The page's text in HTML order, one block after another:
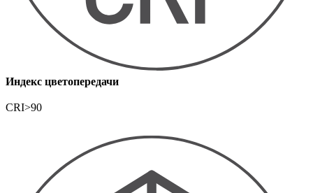
Индекс цветопередачи
CRI>90